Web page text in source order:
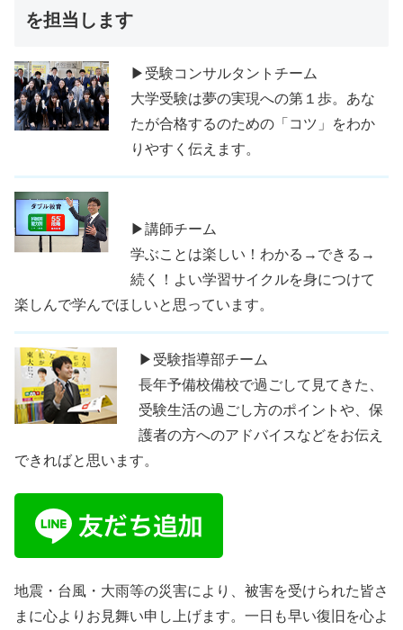
を担当します
▶受験コンサルタントチーム
大学受験は夢の実現への第１歩。あな
たが合格するのための「コツ」をわか
りやすく伝えます。
▶講師チーム
学ぶことは楽しい！わかる→できる→
続く！よい学習サイクルを身につけて
楽しんで学んでほしいと思っています。
▶受験指導部チーム
長年予備校備校で過ごして見てきた、
受験生活の過ごし方のポイントや、保
護者の方へのアドバイスなどをお伝え
できればと思います。
地震・台風・大雨等の災害により、被害を受けられた皆さ
まに心よりお見舞い申し上げます。一日も早い復旧を心よ